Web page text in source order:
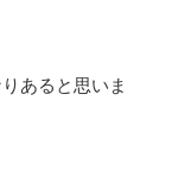
あると思いま